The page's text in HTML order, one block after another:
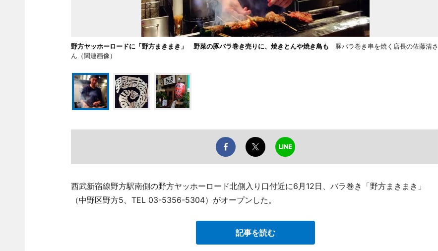
野方ヤッホーロードに「野方まきまき」 野菜の豚バラ巻き売りに、焼きとんや焼き鳥も 豚バラ巻き串を焼く店長の佐藤清さ
ん（関連画像）
西武新宿線野方駅南側の野方ヤッホーロード北側入り口付近に6月12日、バラ巻き「野方まきまき」
（中野区野方5、TEL 03-5356-5304）がオープンした。
記事を読む